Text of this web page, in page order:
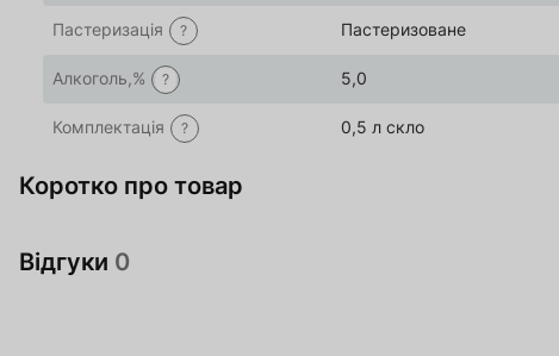
Пастеризація ? Пастеризоване
Алкоголь,% ? 5,0
Комплектація ? 0,5 л скло
Коротко про товар
Відгуки 0